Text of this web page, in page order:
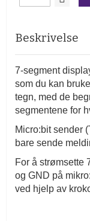
Beskrivelse
7-segment
som du kan
tegn, med de
segmentene for
Micro:bit sender
bare sende
For å strømsette
og GND på
ved hjelp av